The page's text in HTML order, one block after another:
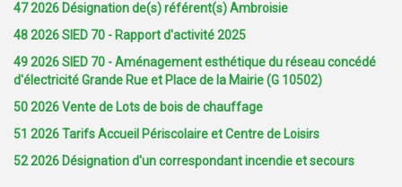
47 2026 Désignation de(s) référent(s) Ambroisie
48 2026 SIED 70 - Rapport d'activité 2025
49 2026 SIED 70 - Aménagement esthétique du réseau concédé
d'électricité Grande Rue et Place de la Mairie (G 10502)
50 2026 Vente de Lots de bois de chauffage
51 2026 Tarifs Accueil Périscolaire et Centre de Loisirs
52 2026 Désignation d'un correspondant incendie et secours